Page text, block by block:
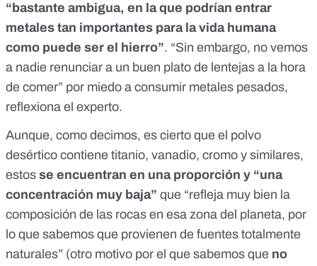
“bastante ambigua, en la que podrían entrar
metales tan importantes para la vida humana
como puede ser el hierro”. “Sin embargo, no vemos
a nadie renunciar a un buen plato de lentejas a la hora
de comer” por miedo a consumir metales pesados,
reflexiona el experto.
Aunque, como decimos, es cierto que el polvo
desértico contiene titanio, vanadio, cromo y similares,
estos se encuentran en una proporción y “una
concentración muy baja” que “refleja muy bien la
composición de las rocas en esa zona del planeta, por
lo que sabemos que provienen de fuentes totalmente
naturales” (otro motivo por el que sabemos que no